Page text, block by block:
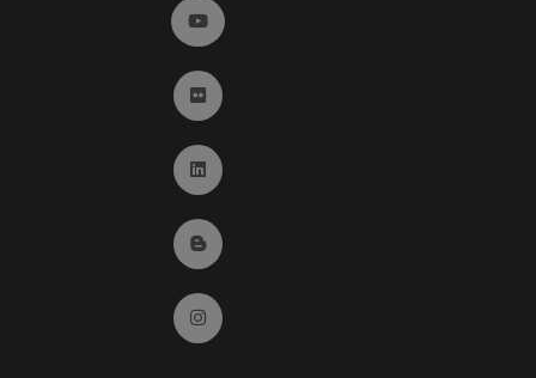
Ir a YouTube (abre en ventana nueva)
Ir a Flickr (abre en ventana nueva)
Ir a Linkedin (abre en ventana nueva)
Ir al Blog (abre en ventana nueva)
Ir a Instagram (abre en ventana nueva)